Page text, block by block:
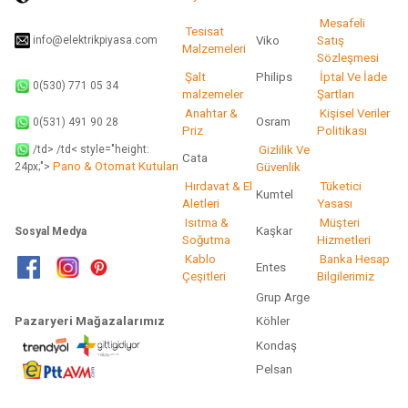
info@elektrikpiyasa.com
Tesisat
Malzemeleri
Viko
Mesafeli
Satış
Sözleşmesi
0(530) 771 05 34
Şalt
malzemeler
Philips
İptal Ve İade
Şartları
0(531) 491 90 28
Anahtar &
Priz
Osram
Kişisel Veriler
Politikası
/td> /td< style="height:
24px;"> Pano & Otomat Kutuları
Cata
Gizlilik Ve
Güvenlik
Hırdavat & El
Aletleri
Kumtel
Tüketici
Yasası
Sosyal Medya
Isıtma &
Soğutma
Kaşkar
Müşteri
Hizmetleri
Kablo
Çeşitleri
Entes
Banka Hesap
Bilgilerimiz
Grup Arge
Pazaryeri Mağazalarımız
Köhler
Kondaş
Pelsan